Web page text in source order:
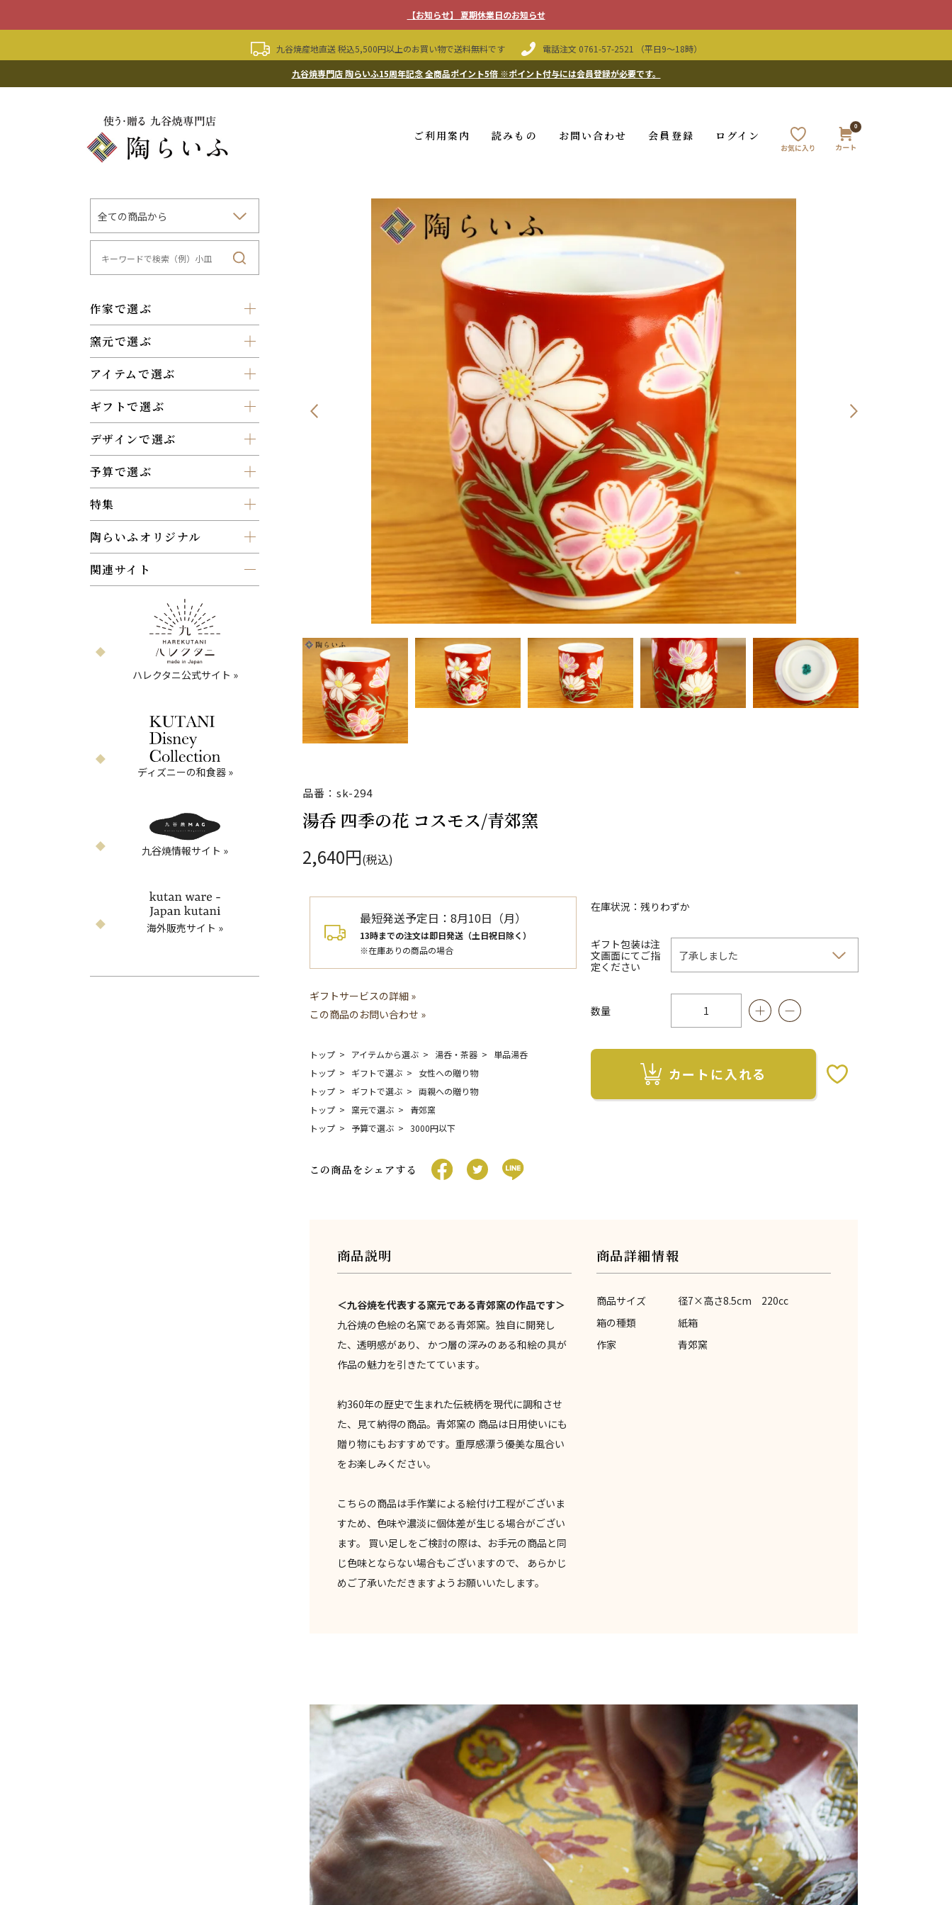
【お知らせ】 夏期休業日のお知らせ
九谷焼産地直送 税込5,500円以上のお買い物で送料無料です 電話注文 0761-57-2521 （平日9〜18時）
九谷焼専門店 陶らいふ15周年記念 全商品ポイント5倍※ポイント付与には会員登録が必要です。
ご利用案内 読みもの お問い合わせ 会員登録 ログイン
0
作家で選ぶ
窯元で選ぶ
アイテムで選ぶ
ギフトで選ぶ
デザインで選ぶ
予算で選ぶ
特集
陶らいふオリジナル
関連サイト
ハレクタニ公式サイト »
ディズニーの和食器 »
九谷焼情報サイト »
海外販売サイト »
品番：sk-294
湯呑 四季の花 コスモス/青郊窯
2,640円(税込)
在庫状況：残りわずか
ギフト包装は注
文画面にてご指
定ください
数量
カートに入れるお気に入りボタン
最短発送予定日： 8月10日（月）
13時までの注文は即日発送（土日祝日除く）
※在庫ありの商品の場合
ギフトサービスの詳細 »
この商品のお問い合わせ »
トップ アイテムから選ぶ 湯呑・茶器
単品湯呑
トップ
ギフトで選ぶ
女性への贈り物
トップ
ギフトで選ぶ
両親への贈り物
トップ
窯元で選ぶ
青郊窯
トップ
予算で選ぶ 3000円以下
この商品をシェアする
商品説明
＜九谷焼を代表する窯元である青郊窯の作品です＞
九谷焼の色絵の名窯である青郊窯。独自に開発し
た、透明感があり、 かつ層の深みのある和絵の具が
作品の魅力を引きたてています。
約360年の歴史で生まれた伝統柄を現代に調和させ
た、見て納得の商品。青郊窯の 商品は日用使いにも
贈り物にもおすすめです。重厚感漂う優美な風合い
をお楽しみください。
こちらの商品は手作業による絵付け工程がございま
すため、色味や濃淡に個体差が生じる場合がござい
ます。 買い足しをご検討の際は、お手元の商品と同
じ色味とならない場合もございますので、 あらかじ
めご了承いただきますようお願いいたします。
商品詳細情報
商品サイズ
径7×高さ8.5cm 220cc
箱の種類
紙箱
作家
青郊窯